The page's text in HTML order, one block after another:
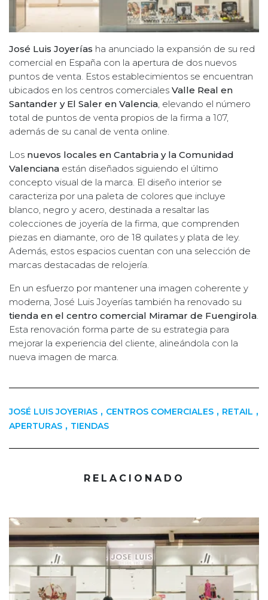
José Luis Joyerías ha anunciado la expansión de su red
comercial en España con la apertura de dos nuevos
puntos de venta. Estos establecimientos se encuentran
ubicados en los centros comerciales Valle Real en
Santander y El Saler en Valencia, elevando el número
total de puntos de venta propios de la firma a 107,
además de su canal de venta online.
Los nuevos locales en Cantabria y la Comunidad
Valenciana están diseñados siguiendo el último
concepto visual de la marca. El diseño interior se
caracteriza por una paleta de colores que incluye
blanco, negro y acero, destinada a resaltar las
colecciones de joyería de la firma, que comprenden
piezas en diamante, oro de 18 quilates y plata de ley.
Además, estos espacios cuentan con una selección de
marcas destacadas de relojería.
En un esfuerzo por mantener una imagen coherente y
moderna, José Luis Joyerías también ha renovado su
tienda en el centro comercial Miramar de Fuengirola.
Esta renovación forma parte de su estrategia para
mejorar la experiencia del cliente, alineándola con la
nueva imagen de marca.
JOSÉ LUIS JOYERIAS , CENTROS COMERCIALES , RETAIL ,
APERTURAS , TIENDAS
RELACIONADO